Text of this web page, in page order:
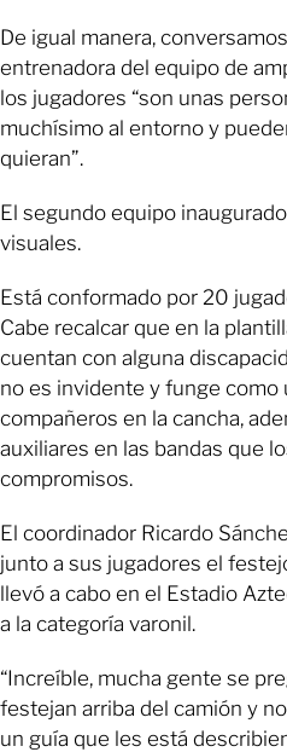
De igual manera,
entrenadora del equipo de
los jugadores “son unas
muchísimo al entorno y
quieran”.
El segundo equipo
visuales.
Está conformado por 20
Cabe recalcar que en la
cuentan con alguna
no es invidente y funge como
compañeros en la cancha,
auxiliares en las bandas que
compromisos.
El coordinador Ricardo
junto a sus jugadores el
llevó a cabo en el Estadio
a la categoría varonil.
“Increíble, mucha gente se
festejan arriba del camión y
un guía que les está